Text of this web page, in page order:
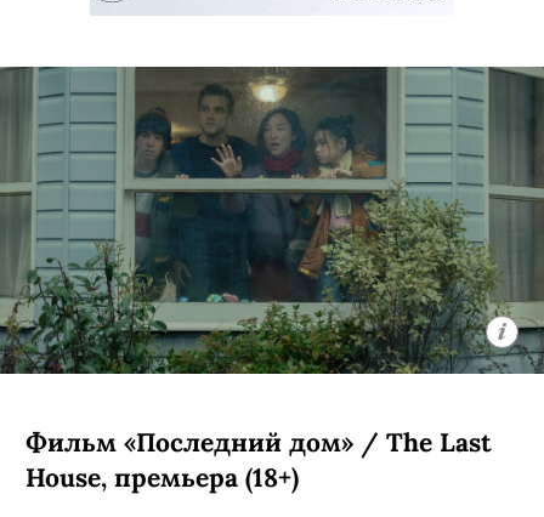
Фильм «Последний дом» / The Last
House, премьера (18+)